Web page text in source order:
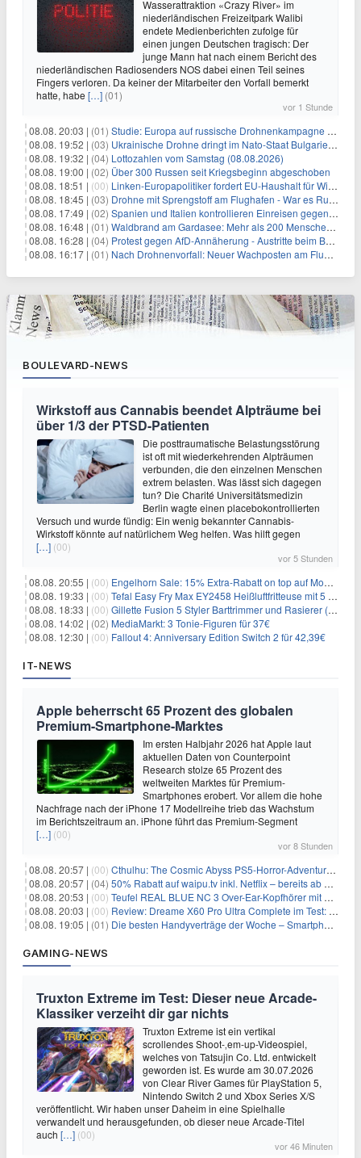
Wasserattraktion «Crazy River» im
niederländischen Freizeitpark Walibi
endete Medienberichten zufolge für
einen jungen Deutschen tragisch: Der
junge Mann hat nach einem Bericht des
niederländischen Radiosenders NOS dabei einen Teil seines
Fingers verloren. Da keiner der Mitarbeiter den Vorfall bemerkt
hatte, habe […] (01)
vor 1 Stunde
08.08. 20:03 | (01) Studie: Europa auf russische Drohnenkampagne unzureichend vorbereitet
08.08. 19:52 | (03) Ukrainische Drohne dringt im Nato-Staat Bulgarien ein
08.08. 19:32 | (04) Lottozahlen vom Samstag (08.08.2026)
08.08. 19:00 | (02) Über 300 Russen seit Kriegsbeginn abgeschoben
08.08. 18:51 | (00) Linken-Europapolitiker fordert EU-Haushalt für Wirtschaftsumbau
08.08. 18:45 | (03) Drohne mit Sprengstoff am Flughafen - War es Russland?
08.08. 17:49 | (02) Spanien und Italien kontrollieren Einreisen gegenseitig
08.08. 16:48 | (01) Waldbrand am Gardasee: Mehr als 200 Menschen evakuiert
08.08. 16:28 | (04) Protest gegen AfD-Annäherung - Austritte beim BSW Sachsen-Anhalt
08.08. 16:17 | (01) Nach Drohnenvorfall: Neuer Wachposten am Flughafen
BOULEVARD-NEWS
Wirkstoff aus Cannabis beendet Alpträume bei
über 1/3 der PTSD-Patienten
Die posttraumatische Belastungsstörung
ist oft mit wiederkehrenden Alpträumen
verbunden, die den einzelnen Menschen
extrem belasten. Was lässt sich dagegen
tun? Die Charité Universitätsmedizin
Berlin wagte einen placebokontrollierten
Versuch und wurde fündig: Ein wenig bekannter Cannabis-
Wirkstoff könnte auf natürlichem Weg helfen. Was hilft gegen
[…] (00)
vor 5 Stunden
08.08. 20:55 | (00) Engelhorn Sale: 15% Extra-Rabatt on top auf Mode- und Sport-Artikel
08.08. 19:33 | (00) Tefal Easy Fry Max EY2458 Heißluftfritteuse mit 5 Litern für 64,99€
08.08. 18:33 | (00) Gillette Fusion 5 Styler Barttrimmer und Rasierer (All in One) für 16€
08.08. 14:02 | (02) MediaMarkt: 3 Tonie-Figuren für 37€
08.08. 12:30 | (00) Fallout 4: Anniversary Edition Switch 2 für 42,39€
IT-NEWS
Apple beherrscht 65 Prozent des globalen
Premium-Smartphone-Marktes
Im ersten Halbjahr 2026 hat Apple laut
aktuellen Daten von Counterpoint
Research stolze 65 Prozent des
weltweiten Marktes für Premium-
Smartphones erobert. Vor allem die hohe
Nachfrage nach der iPhone 17 Modellreihe trieb das Wachstum
im Berichtszeitraum an. iPhone führt das Premium-Segment
[…] (00)
vor 8 Stunden
08.08. 20:57 | (00) Cthulhu: The Cosmic Abyss PS5-Horror-Adventure für 27,99€
08.08. 20:57 | (04) 50% Rabatt auf waipu.tv inkl. Netflix – bereits ab 9€/Monat (statt 17,99€)
08.08. 20:53 | (00) Teufel REAL BLUE NC 3 Over-Ear-Kopfhörer mit ANC für 149,99€
08.08. 20:03 | (00) Review: Dreame X60 Pro Ultra Complete im Test: 42.000 Pa, 100 °C Moppwäsche & erstaunlich viel Technik in nur 8,9 cm Höhe
08.08. 19:05 | (01) Die besten Handyverträge der Woche – Smartphone-Tarife & SIM-Only im Überblick
GAMING-NEWS
Truxton Extreme im Test: Dieser neue Arcade-
Klassiker verzeiht dir gar nichts
Truxton Extreme ist ein vertikal
scrollendes Shoot-‚em-up-Videospiel,
welches von Tatsujin Co. Ltd. entwickelt
geworden ist. Es wurde am 30.07.2026
von Clear River Games für PlayStation 5,
Nintendo Switch 2 und Xbox Series X/S
veröffentlicht. Wir haben unser Daheim in eine Spielhalle
verwandelt und herausgefunden, ob dieser neue Arcade-Titel
auch […] (00)
vor 46 Minuten